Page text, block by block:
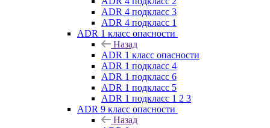
ADR 4 подкласс 3
ADR 4 подкласс 1
ADR 1 класс опасности
Назад
ADR 1 класс опасности
ADR 1 подкласс 4
ADR 1 подкласс 6
ADR 1 подкласс 5
ADR 1 подкласс 1 2 3
ADR 9 класс опасности
Назад